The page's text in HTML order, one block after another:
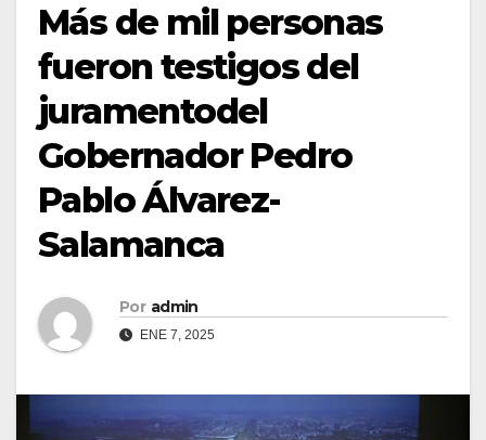
Más de mil personas
fueron testigos del
juramentodel
Gobernador Pedro
Pablo Álvarez-
Salamanca
Por admin
ENE 7, 2025